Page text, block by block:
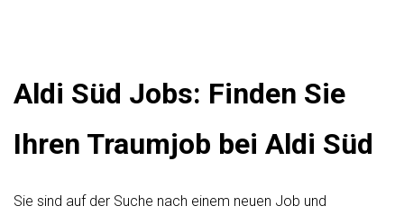
Aldi Süd Jobs: Finden Sie
Ihren Traumjob bei Aldi Süd
Sie sind auf der Suche nach einem neuen Job und